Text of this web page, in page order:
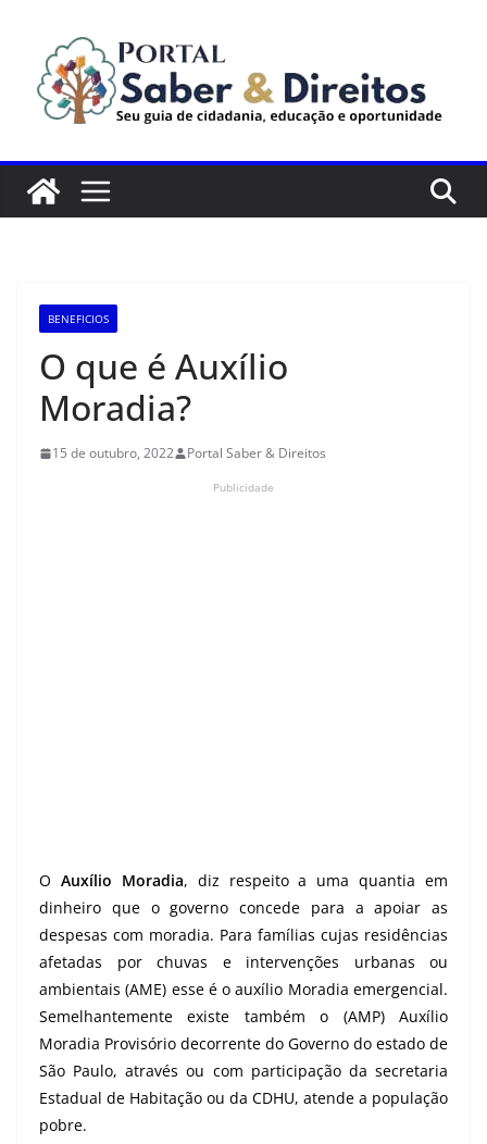
conteúdo
BENEFICIOS
O que é Auxílio
Moradia?
15 de outubro, 2022 Portal Saber & Direitos
Publicidade
O Auxílio Moradia, diz respeito a uma quantia em
dinheiro que o governo concede para a apoiar as
despesas com moradia. Para famílias cujas residências
afetadas por chuvas e intervenções urbanas ou
ambientais (AME) esse é o auxílio Moradia emergencial.
Semelhantemente existe também o (AMP) Auxílio
Moradia Provisório decorrente do Governo do estado de
São Paulo, através ou com participação da secretaria
Estadual de Habitação ou da CDHU, atende a população
pobre.